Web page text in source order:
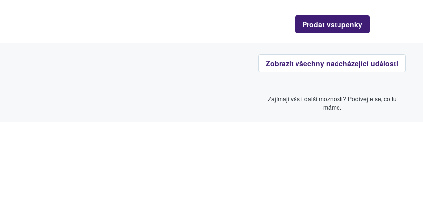
Prodat vstupenky
Zobrazit všechny nadcházející události
Zajímají vás i další možnosti? Podívejte se, co tu
máme.